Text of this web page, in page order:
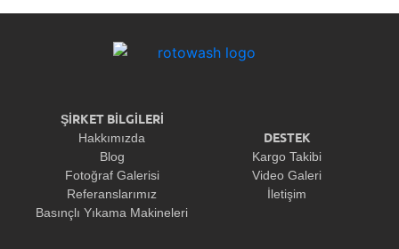
ŞİRKET BİLGİLERİ
Hakkımızda
Blog
Fotoğraf Galerisi
Referanslarımız
Basınçlı Yıkama Makineleri
DESTEK
Kargo Takibi
Video Galeri
İletişim